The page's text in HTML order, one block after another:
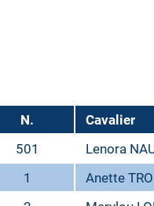
N. Cavalier
501 Lenora
1 Anette